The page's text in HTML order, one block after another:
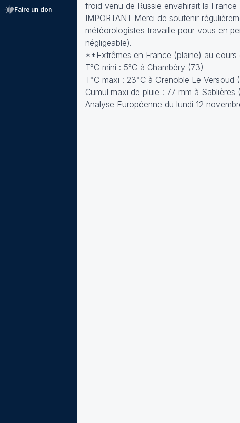
Faire un don
froid venu de Russie envahirait la
IMPORTANT Merci de soutenir
météorologistes travaille pour vous en
négligeable).
**Extrêmes en France (plaine) au cours
T°C mini : 5°C à Chambéry (73)
T°C maxi : 23°C à Grenoble Le Versoud
Cumul maxi de pluie : 77 mm à Sablières
Analyse Européenne du lundi 12